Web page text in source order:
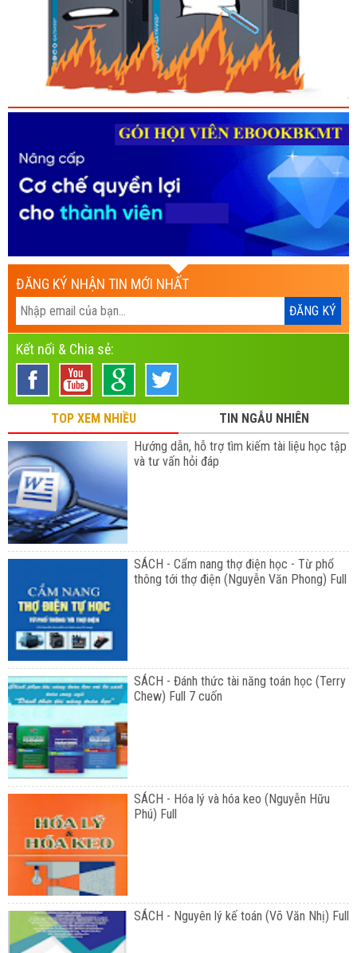
ĐĂNG KÝ NHẬN TIN MỚI NHẤT
Kết nối & Chia sẻ:
TOP XEM NHIỀU
TIN NGẪU NHIÊN
Hướng dẫn, hỗ trợ tìm kiếm tài liệu học tập
và tư vấn hỏi đáp
SÁCH - Cẩm nang thợ điện học - Từ phổ
thông tới thợ điện (Nguyễn Văn Phong) Full
SÁCH - Đánh thức tài năng toán học (Terry
Chew) Full 7 cuốn
SÁCH - Hóa lý và hóa keo (Nguyễn Hữu
Phú) Full
SÁCH - Nguyên lý kế toán (Võ Văn Nhị) Full